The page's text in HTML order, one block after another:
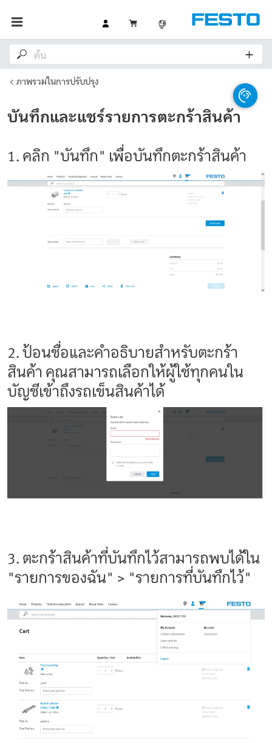
ภาพรวมในการปรับปรุง
บันทึกและแชร์รายการตะกร้าสินค้า
1. คลิก "บันทึก" เพื่อบันทึกตะกร้าสินค้า
2. ป้อนชื่อและคำอธิบายสำหรับตะกร้า
สินค้า คุณสามารถเลือกให้ผู้ใช้ทุกคนใน
บัญชีเข้าถึงรถเข็นสินค้าได้
3. ตะกร้าสินค้าที่บันทึกไว้สามารถพบได้ใน
"รายการของฉัน" > "รายการที่บันทึกไว้"